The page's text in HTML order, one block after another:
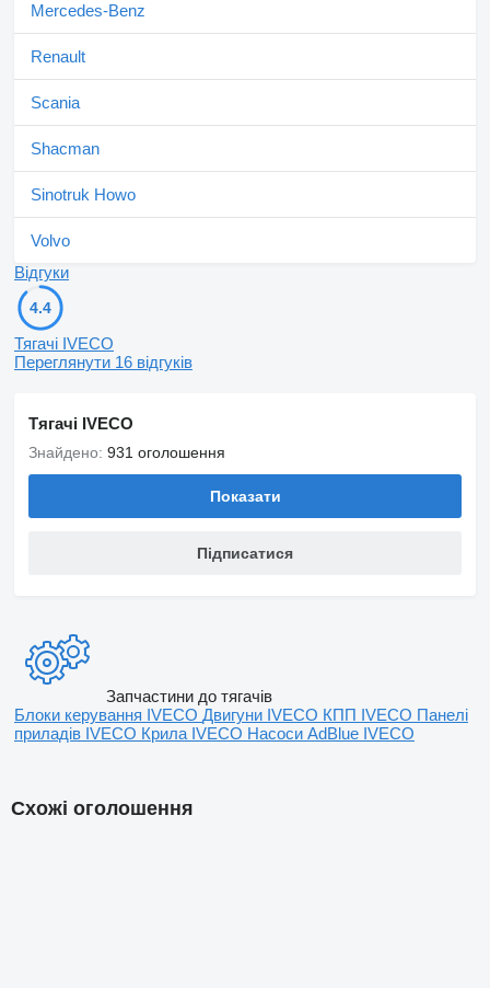
Mercedes-Benz
Renault
Scania
Shacman
Sinotruk Howo
Volvo
Відгуки
4.4
Тягачі IVECO
Переглянути 16 відгуків
Тягачі IVECO
Знайдено: 931 оголошення
Показати
Підписатися
Запчастини до тягачів
Блоки керування IVECO Двигуни IVECO КПП IVECO Панелі
приладів IVECO Крила IVECO Насоси AdBlue IVECO
Схожі оголошення